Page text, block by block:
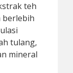
teh
berlebih
tulang,
mineral